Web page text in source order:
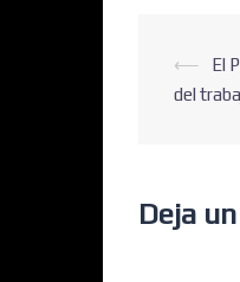
⟵
El
del
Deja